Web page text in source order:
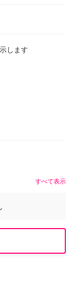
します
すべて表示